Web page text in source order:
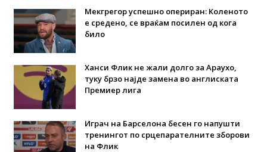
Мекгрегор успешно опериран: Коленото
е средено, се враќам посилен од кога
било
Ханси Флик не жали долго за Араухо,
туку брзо најде замена во англиската
Премиер лига
Играч на Барселона бесен го напушти
тренингот по срцепарателните зборови
на Флик